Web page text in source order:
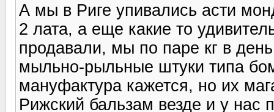
А мы в Риге упивались асти
2 лата, а еще какие то
продавали, мы по паре кг в
мыльно-рыльные штуки типа
мануфактура кажется, но их
Рижский бальзам везде и у нас